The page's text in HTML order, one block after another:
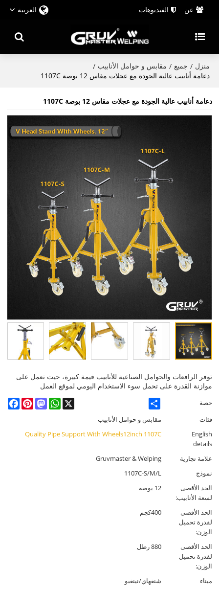
عن الفيديوهات العربية
منزل / جميع / مقابس و حوامل الأنابيب /
دعامة أنابيب عالية الجودة مع عجلات مقاس 12 بوصة 1107C
دعامة أنابيب عالية الجودة مع عجلات مقاس 12 بوصة 1107C
توفر الرافعات والحوامل الصناعية للأنابيب قيمة كبيرة، حيث تعمل على
موازنة القدرة على تحمل سوء الاستخدام اليومي لموقع العمل
حصة Share
Pinterest
Mastodon
WhatsApp
X
فئات
مقابس و حوامل الأنابيب
English
details
Quality Pipe Support With Wheels12inch 1107C
علامة تجارية
Gruvmaster & Welping
نموذج
1107C-S/M/L
الحد الأقصى
لسعة الأنابيب:
12 بوصة
الحد الأقصى
لقدرة تحميل
الوزن:
400كجم
الحد الأقصى
لقدرة تحميل
الوزن:
880 رطل
ميناء
شنغهاي/نينغبو